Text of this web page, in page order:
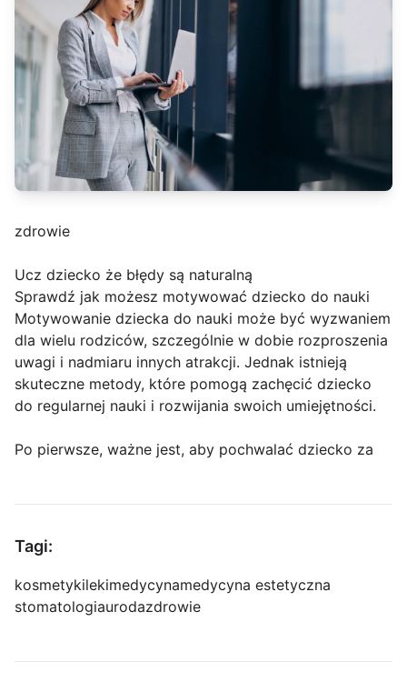
zdrowie
Ucz dziecko że błędy są naturalną
Sprawdź jak możesz motywować dziecko do nauki
Motywowanie dziecka do nauki może być wyzwaniem
dla wielu rodziców, szczególnie w dobie rozproszenia
uwagi i nadmiaru innych atrakcji. Jednak istnieją
skuteczne metody, które pomogą zachęcić dziecko
do regularnej nauki i rozwijania swoich umiejętności.
Po pierwsze, ważne jest, aby pochwalać dziecko za
Tagi:
kosmetykilekimedycynamedycyna estetyczna
stomatologiaurodazdrowie